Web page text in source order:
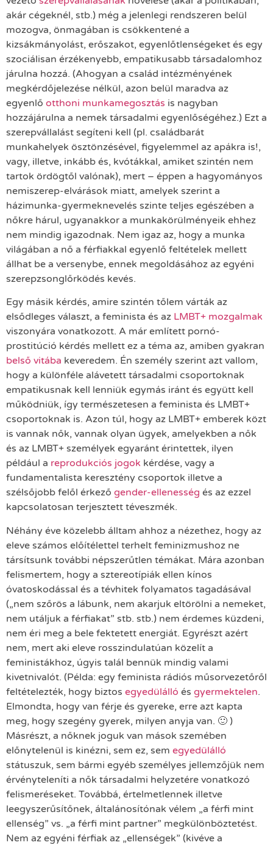
akár cégeknél, stb.) még a jelenlegi rendszeren belül
mozogva, önmagában is csökkentené a
kizsákmányolást, erőszakot, egyenlőtlenségeket és egy
szociálisan érzékenyebb, empatikusabb társadalomhoz
járulna hozzá. (Ahogyan a család intézményének
megkérdőjelezése nélkül, azon belül maradva az
egyenlő otthoni munkamegosztás is nagyban
hozzájárulna a nemek társadalmi egyenlőségéhez.) Ezt a
szerepvállalást segíteni kell (pl. családbarát
munkahelyek ösztönzésével, figyelemmel az apákra is!,
vagy, illetve, inkább és, kvótákkal, amiket szintén nem
tartok ördögtől valónak), mert – éppen a hagyományos
nemiszerep-elvárások miatt, amelyek szerint a
házimunka-gyermeknevelés szinte teljes egészében a
nőkre hárul, ugyanakkor a munkakörülményeik ehhez
nem mindig igazodnak. Nem igaz az, hogy a munka
világában a nő a férfiakkal egyenlő feltételek mellett
állhat be a versenybe, ennek megoldásához az egyéni
szerepzsonglőrködés kevés.
Egy másik kérdés, amire szintén tőlem várták az
elsődleges választ, a feminista és az LMBT+ mozgalmak
viszonyára vonatkozott. A már említett pornó-
prostitúció kérdés mellett ez a téma az, amiben gyakran
belső vitába keveredem. Én személy szerint azt vallom,
hogy a különféle alávetett társadalmi csoportoknak
empatikusnak kell lenniük egymás iránt és együtt kell
működniük, így természetesen a feminista és LMBT+
csoportoknak is. Azon túl, hogy az LMBT+ emberek közt
is vannak nők, vannak olyan ügyek, amelyekben a nők
és az LMBT+ személyek egyaránt érintettek, ilyen
például a reprodukciós jogok kérdése, vagy a
fundamentalista keresztény csoportok illetve a
szélsőjobb felől érkező gender-ellenesség és az ezzel
kapcsolatosan terjesztett téveszmék.
Néhány éve közelebb álltam ahhoz a nézethez, hogy az
eleve számos előítélettel terhelt feminizmushoz ne
társítsunk további népszerűtlen témákat. Mára azonban
felismertem, hogy a sztereotípiák ellen kínos
óvatoskodással és a tévhitek folyamatos tagadásával
(„nem szőrös a lábunk, nem akarjuk eltörölni a nemeket,
nem utáljuk a férfiakat” stb. stb.) nem érdemes küzdeni,
nem éri meg a bele fektetett energiát. Egyrészt azért
nem, mert aki eleve rosszindulatúan közelít a
feministákhoz, úgyis talál bennük mindig valami
kivetnivalót. (Példa: egy feminista rádiós műsorvezetőről
feltételezték, hogy biztos egyedülálló és gyermektelen.
Elmondta, hogy van férje és gyereke, erre azt kapta
meg, hogy szegény gyerek, milyen anyja van. 🙂 )
Másrészt, a nőknek joguk van mások szemében
előnytelenül is kinézni, sem ez, sem egyedülálló
státuszuk, sem bármi egyéb személyes jellemzőjük nem
érvényteleníti a nők társadalmi helyzetére vonatkozó
felismeréseket. Továbbá, értelmetlennek illetve
leegyszerűsítőnek, általánosítónak vélem „a férfi mint
ellenség” vs. „a férfi mint partner” megkülönböztetést.
Nem az egyéni férfiak az „ellenségek” (kivéve a